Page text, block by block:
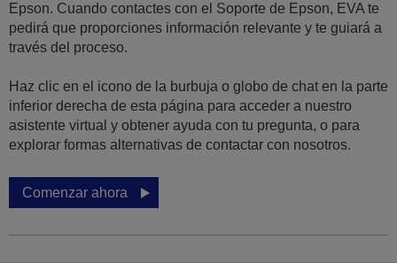
Epson. Cuando contactes con el Soporte de Epson, EVA te
pedirá que proporciones información relevante y te guiará a
través del proceso.
Haz clic en el icono de la burbuja o globo de chat en la parte
inferior derecha de esta página para acceder a nuestro
asistente virtual y obtener ayuda con tu pregunta, o para
explorar formas alternativas de contactar con nosotros.
Comenzar ahora